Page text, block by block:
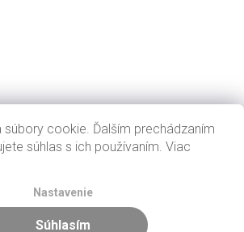
súbory cookie. Ďalším prechádzaním
súhlas s ich používaním. Viac
Nastavenie
Súhlasím